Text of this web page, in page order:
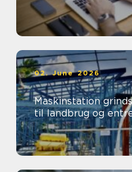
02. June 2026
Maskinstation grindsted
til landbrug og